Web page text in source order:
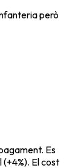
però
Es
El cost